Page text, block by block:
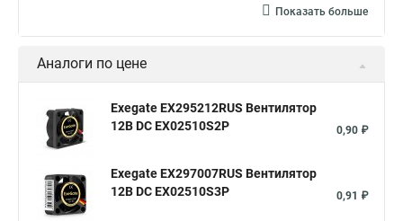
Показать больше
Аналоги по цене
Exegate EX295212RUS Вентилятор
12В DC EX02510S2P
0,90 ₽
Exegate EX297007RUS Вентилятор
12В DC EX02510S3P
0,91 ₽